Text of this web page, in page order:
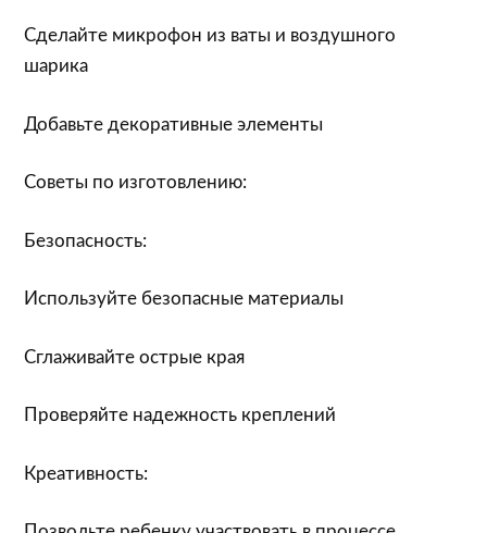
Сделайте микрофон из ваты и воздушного
шарика
Добавьте декоративные элементы
Советы по изготовлению:
Безопасность:
Используйте безопасные материалы
Сглаживайте острые края
Проверяйте надежность креплений
Креативность: